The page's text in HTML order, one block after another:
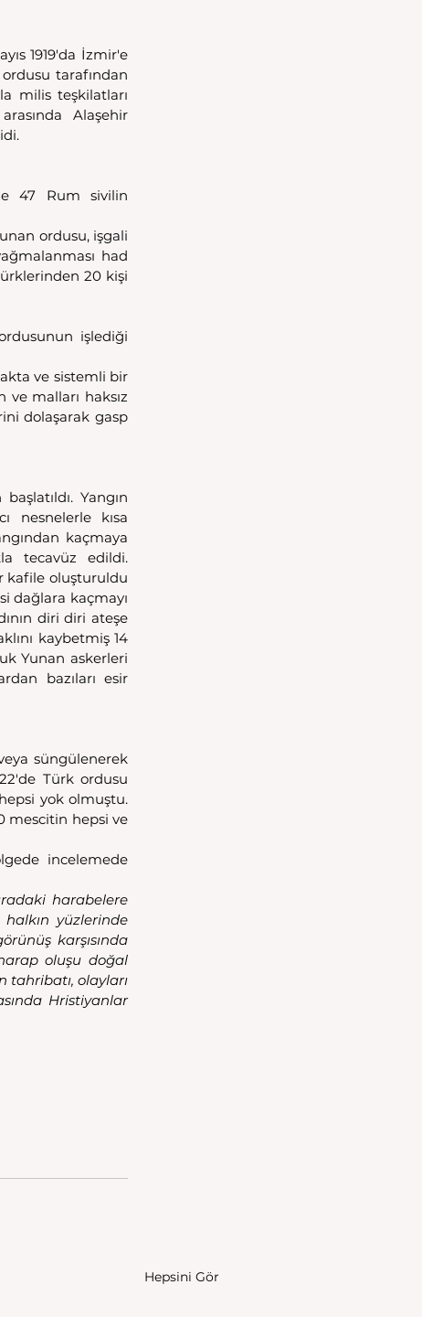
1919'da İzmir'e
tarafından
milis teşkilatları
Alaşehir
47 Rum sivilin
ordusu, işgali
had
20 kişi
işlediği
ve sistemli bir
malları haksız
dolaşarak gasp
Yangın
nesnelerle kısa
kaçmaya
tecavüz edildi.
kafile oluşturuldu
dağlara kaçmayı
diri diri ateşe
kaybetmiş 14
Yunan askerleri
bazıları esir
süngülenerek
Türk ordusu
yok olmuştu.
mescitin hepsi ve
incelemede
harabelere
yüzlerinde
karşısında
oluşu doğal
tahribatı, olayları
Hristiyanlar
Hepsini Gör